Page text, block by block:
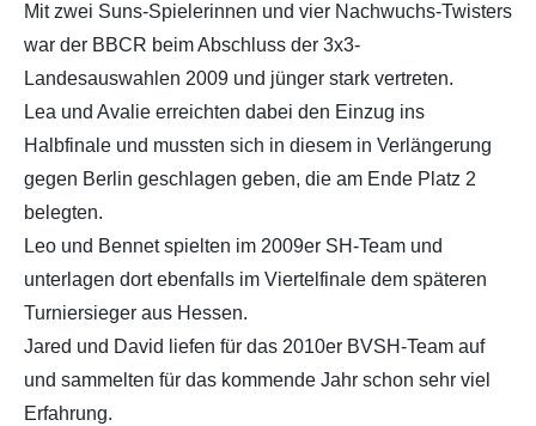
Mit zwei Suns-Spielerinnen und vier Nachwuchs-Twisters
war der BBCR beim Abschluss der 3x3-
Landesauswahlen 2009 und jünger stark vertreten.
Lea und Avalie erreichten dabei den Einzug ins
Halbfinale und mussten sich in diesem in Verlängerung
gegen Berlin geschlagen geben, die am Ende Platz 2
belegten.
Leo und Bennet spielten im 2009er SH-Team und
unterlagen dort ebenfalls im Viertelfinale dem späteren
Turniersieger aus Hessen.
Jared und David liefen für das 2010er BVSH-Team auf
und sammelten für das kommende Jahr schon sehr viel
Erfahrung.